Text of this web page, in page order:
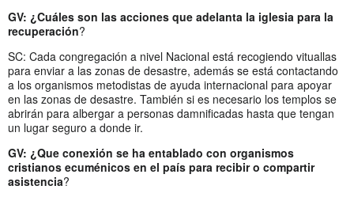
GV: ¿Cuáles son las acciones que adelanta la iglesia para la
recuperación?
SC: Cada congregación a nivel Nacional está recogiendo vituallas
para enviar a las zonas de desastre, además se está contactando
a los organismos metodistas de ayuda internacional para apoyar
en las zonas de desastre. También si es necesario los templos se
abrirán para albergar a personas damnificadas hasta que tengan
un lugar seguro a donde ir.
GV: ¿Que conexión se ha entablado con organismos
cristianos ecuménicos en el país para recibir o compartir
asistencia?